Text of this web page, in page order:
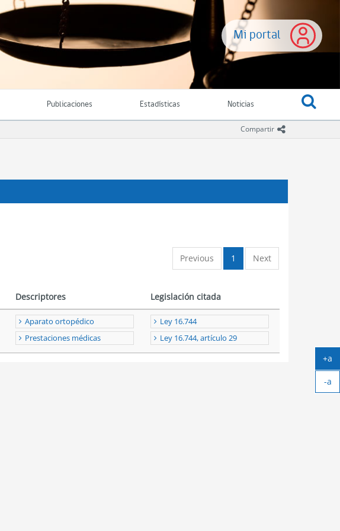
Mi portal
Publicaciones Estadísticas Noticias
Compartir icono
Previous 1 Next
Descriptores Legislación citada
Aparato ortopédico
Prestaciones médicas
Ley 16.744
Ley 16.744, artículo 29
+a
-a